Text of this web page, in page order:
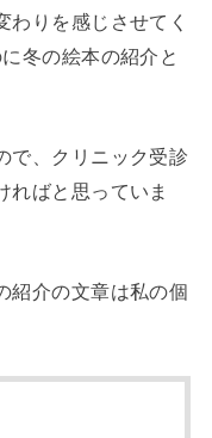
わりを感じさせてく
冬の絵本の紹介と
で、クリニック受診
ればと思っていま
紹介の文章は私の個